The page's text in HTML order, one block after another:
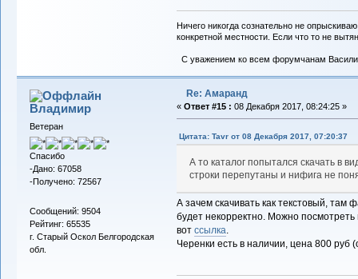
Ничего никогда сознательно не
конкретной местности. Если что то не
С уважением ко всем форумчанам
Владимиp
Ветеран
Спасибо
-Дано: 67058
-Получено: 72567
Сообщений: 9504
Рейтинг: 65535
г. Старый Оскол Белгородская
обл.
Re: Амаранд
« Ответ #15 : 08 Декабря 2017, 08:24:25 »
Цитата: Tavr от 08 Декабря 2017, 07:20:37
А то каталог попытался скачать в
строки перепутаны и нифига не
А зачем скачивать как текстовый, там
будет некорректно. Можно
вот ссылка
Черенки есть в наличии, цена 800 руб